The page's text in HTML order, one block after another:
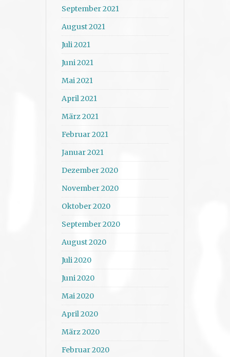
September 2021
August 2021
Juli 2021
Juni 2021
Mai 2021
April 2021
März 2021
Februar 2021
Januar 2021
Dezember 2020
November 2020
Oktober 2020
September 2020
August 2020
Juli 2020
Juni 2020
Mai 2020
April 2020
März 2020
Februar 2020